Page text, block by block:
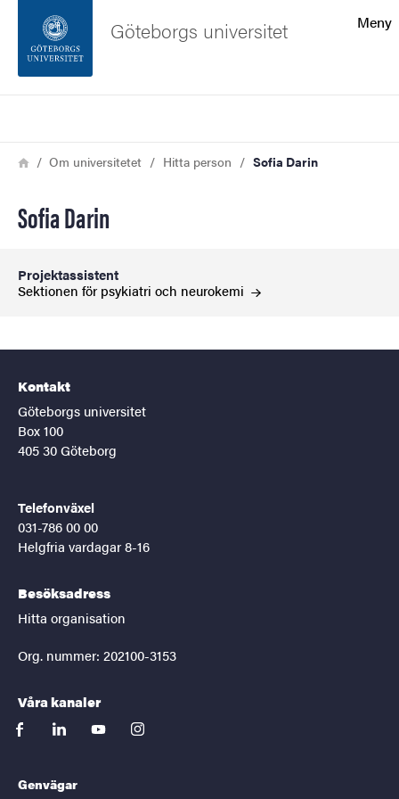
Sidfoten
Meny
Göteborgs universitet
Länkstig
HemOm universitetet Hitta person Sofia Darin
Sofia Darin
Projektassistent
Sektionen för psykiatri och neurokemi
Kontakt
Göteborgs universitet
Box 100
405 30 Göteborg
Telefonväxel
031-786 00 00
Helgfria vardagar 8-16
Besöksadress
Hitta organisation
Org. nummer: 202100-3153
Våra kanaler
facebooklinkedinyoutubeinstagram
Genvägar